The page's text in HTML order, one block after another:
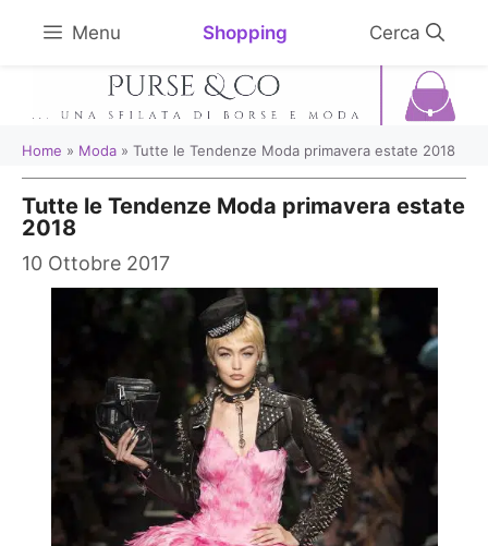
Menu Shopping
Home » Moda » Tutte le Tendenze Moda primavera estate 2018
Tutte le Tendenze Moda primavera estate
2018
10 Ottobre 2017